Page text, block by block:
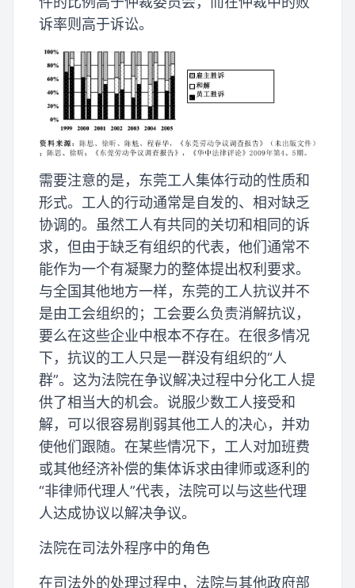
诉率则高于诉讼。
需要注意的是，东莞工人集体行动的性质和
形式。工人的行动通常是自发的、相对缺乏
协调的。虽然工人有共同的关切和相同的诉
求，但由于缺乏有组织的代表，他们通常不
能作为一个有凝聚力的整体提出权利要求。
与全国其他地方一样，东莞的工人抗议并不
是由工会组织的；工会要么负责消解抗议，
要么在这些企业中根本不存在。在很多情况
下，抗议的工人只是一群没有组织的“人
群”。这为法院在争议解决过程中分化工人提
供了相当大的机会。说服少数工人接受和
解，可以很容易削弱其他工人的决心，并劝
使他们跟随。在某些情况下，工人对加班费
或其他经济补偿的集体诉求由律师或逐利的
“非律师代理人”代表，法院可以与这些代理
人达成协议以解决争议。
法院在司法外程序中的角色
在司法外的处理过程中，法院与其他政府部